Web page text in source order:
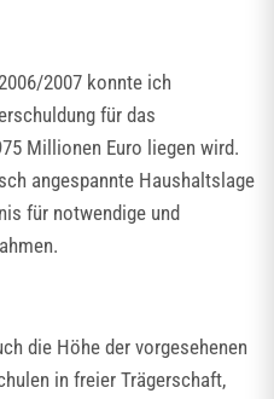
2007 konnte ich
für das
Millionen Euro liegen wird.
angespannte Haushaltslage
für notwendige und
die Höhe der vorgesehenen
in freier Trägerschaft,